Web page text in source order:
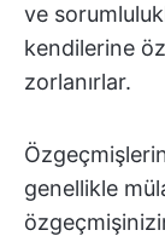
ve
kendilerine
zorlanırlar.
genellikle